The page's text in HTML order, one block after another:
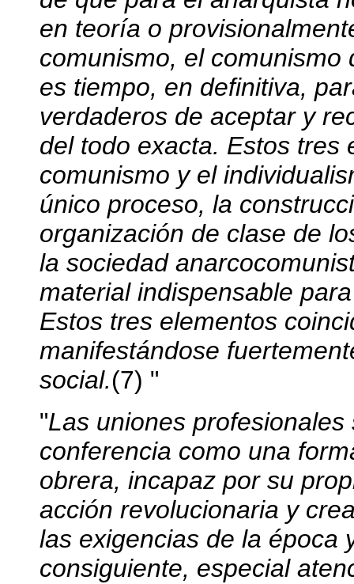
en teoría o
comunismo, el comunismo
es tiempo, en definitiva,
verdaderos de aceptar y
del todo exacta. Estos tres
comunismo y el
único proceso, la
organización de clase de
la sociedad
material indispensable
Estos tres elementos
manifestándose
social.(7) "
"Las uniones
conferencia como una
obrera, incapaz por su
acción revolucionaria y
las exigencias de la época
consiguiente, especial